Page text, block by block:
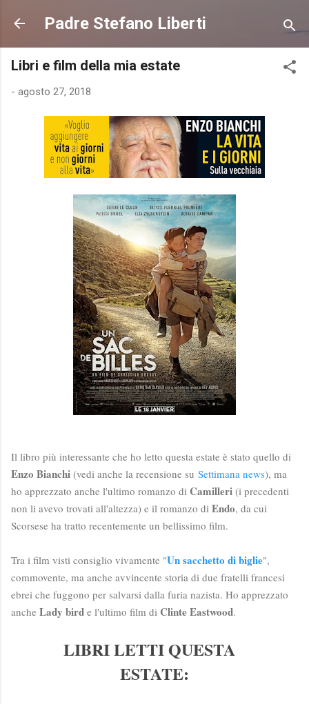
Passa ai contenuti principali
Padre Stefano Liberti
Libri e film della mia estate
- agosto 27, 2018
Il libro più interessante che ho letto questa estate è stato quello di
Enzo Bianchi (vedi anche la recensione su Settimana news), ma
ho apprezzato anche l'ultimo romanzo di Camilleri (i precedenti
non li avevo trovati all'altezza) e il romanzo di Endo, da cui
Scorsese ha tratto recentemente un bellissimo film.
Tra i film visti consiglio vivamente "Un sacchetto di biglie",
commovente, ma anche avvincente storia di due fratelli francesi
ebrei che fuggono per salvarsi dalla furia nazista. Ho apprezzato
anche Lady bird e l'ultimo film di Clinte Eastwood.
LIBRI LETTI QUESTA
ESTATE: